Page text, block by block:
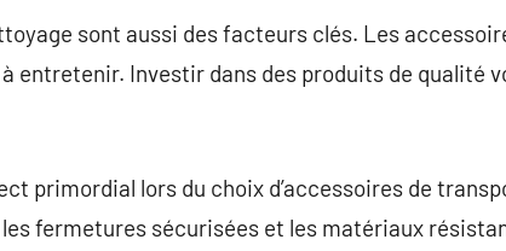
sont aussi des facteurs clés. Les
entretenir. Investir dans des produits de qualité
primordial lors du choix d’accessoires de
fermetures sécurisées et les matériaux